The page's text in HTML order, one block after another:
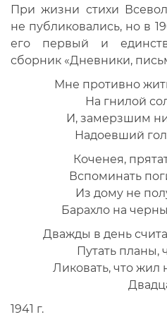
При жизни стихи
не публиковались, но в
его первый и
сборник «Дневники,
Мне противно
На гнилой
И, замерзшим
Надоевший
Коченея,
Вспоминать
Из дому не
Барахло на
Дважды в день
Путать планы,
Ликовать, что жил
1941 г.